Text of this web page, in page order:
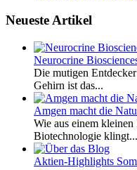
Neueste Artikel
Neurocrine
Die mutigen
Gehirn ist das...
Amgen macht die
Wie aus einem
Biotechnologie klingt...
Aktien-Highlights